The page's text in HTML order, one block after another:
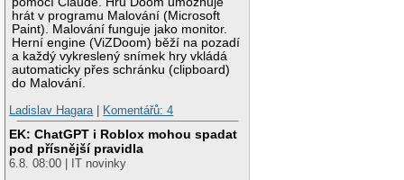
hrát v programu Malování (Microsoft
Paint). Malování funguje jako monitor.
Herní engine (ViZDoom) běží na pozadí
a každý vykreslený snímek hry vkládá
automaticky přes schránku (clipboard)
do Malování.
Ladislav Hagara| Komentářů: 4
EK: ChatGPT i Roblox mohou spadat
pod přísnější pravidla
6.8. 08:00 | IT novinky